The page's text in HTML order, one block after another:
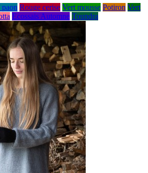
Rouge cerise Vert mousse Potiron Vert
Ecossais Automne Toundra